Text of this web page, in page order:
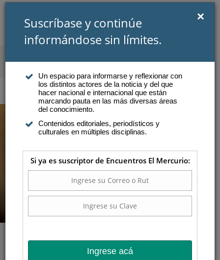
SUSCRIBIRSE INICIAR SESIÓN
Atención a suscriptores
LA HISTORIA DEL
CHILENO QUE SALVA
NIÑOS EN UGANDA
Suscríbase y continúe
informándose sin límites.
×
Un espacio para informarse y reflexionar con
los distintos actores de la noticia y del que
hacer nacional e internacional que están
marcando pauta en las más diversas áreas
del conocimiento.
Contenidos editoriales, periodísticos y
culturales en múltiples disciplinas.
Si ya es suscriptor de Encuentros El Mercurio:
Ingrese acá